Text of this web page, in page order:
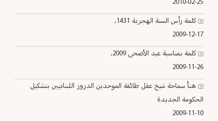
2010-02-25
كلمة رأس السنة الهجرية 1431.
2009-12-17
كلمة بمناسبة عيد الأضحى 2009.
2009-11-26
هنأ سماحة شيخ عقل طائفة الموحدين الدروز اللبنانيين بتشكيل
الحكومة الجديدة
2009-11-10